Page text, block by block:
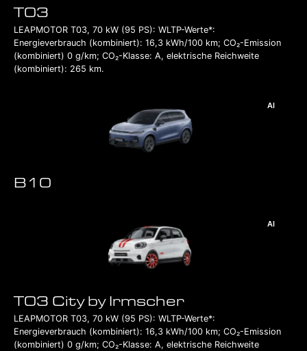
T03
LEAPMOTOR T03, 70 kW (95 PS): WLTP-Werte*:
Energieverbrauch (kombiniert): 16,3 kWh/100 km; CO₂-Emission
(kombiniert) 0 g/km; CO₂-Klasse: A, elektrische Reichweite
(kombiniert): 265 km.
AI
B10
AI
T03 City by Irmscher
LEAPMOTOR T03, 70 kW (95 PS): WLTP-Werte*:
Energieverbrauch (kombiniert): 16,3 kWh/100 km; CO₂-Emission
(kombiniert) 0 g/km; CO₂-Klasse: A, elektrische Reichweite